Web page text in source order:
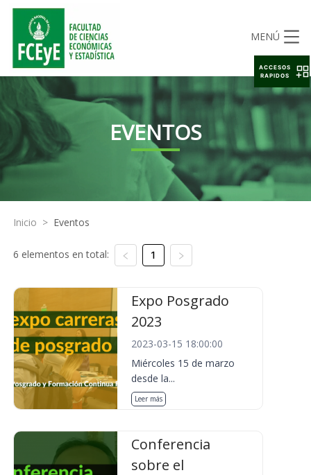
MENÚ
EVENTOS
Inicio > Eventos
6 elementos en total: 1
Expo Posgrado
2023
2023-03-15 18:00:00
Miércoles 15 de marzo
desde la...
Leer más
Conferencia
sobre el
ACCESOS
RAPIDOS